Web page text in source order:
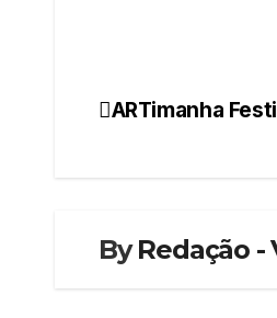
ARTimanha
ByRedação -